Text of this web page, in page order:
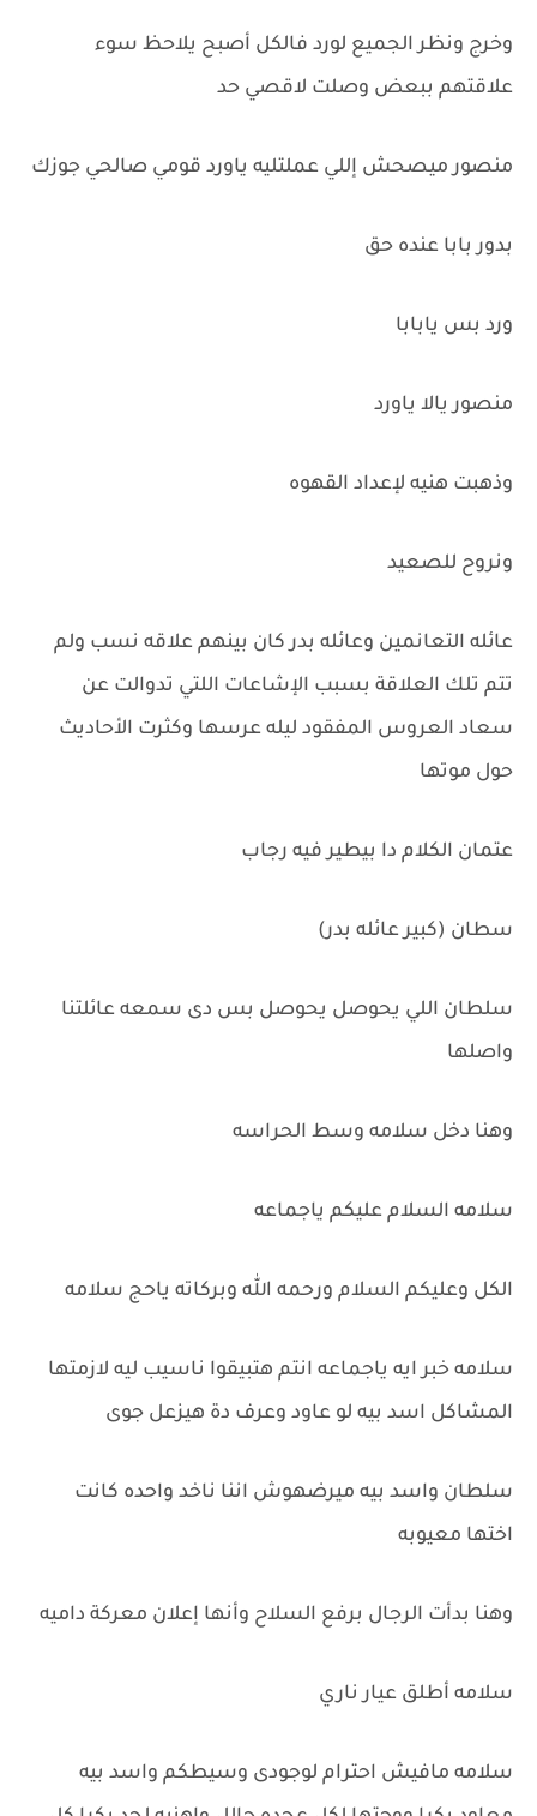
وخرج ونظر الجميع لورد فالكل أصبح يلاحظ سوء
علاقتهم ببعض وصلت لاقصي حد
منصور ميصحش إللي عملتليه ياورد قومي صالحي جوزك
بدور بابا عنده حق
ورد بس يابابا
منصور يالا ياورد
وذهبت هنيه لإعداد القهوه
ونروح للصعيد
عائله التعانمين وعائله بدر كان بينهم علاقه نسب ولم
تتم تلك العلاقة بسبب الإشاعات اللتي تدوالت عن
سعاد العروس المفقود ليله عرسها وكثرت الأحاديث
حول موتها
عتمان الكلام دا بيطير فيه رجاب
سطان (كبير عائله بدر)
سلطان اللي يحوصل يحوصل بس دى سمعه عائلتنا
واصلها
وهنا دخل سلامه وسط الحراسه
سلامه السلام عليكم ياجماعه
الكل وعليكم السلام ورحمه الله وبركاته ياحج سلامه
سلامه خبر ايه ياجماعه انتم هتبيقوا ناسيب ليه لازمتها
المشاكل اسد بيه لو عاود وعرف دة هيزعل جوى
سلطان واسد بيه ميرضهوش اننا ناخد واحده كانت
اختها معيوبه
وهنا بدأت الرجال برفع السلاح وأنها إعلان معركة داميه
سلامه أطلق عيار ناري
سلامه مافيش احترام لوجودى وسيطكم واسد بيه